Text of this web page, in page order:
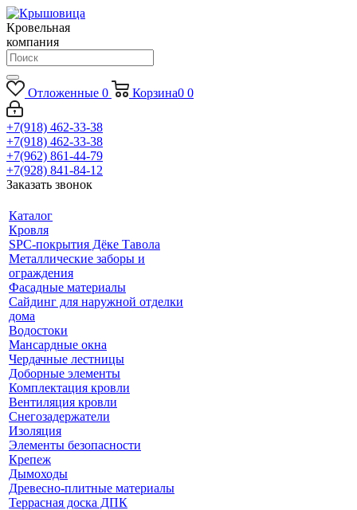
Кровельная
компания
Отложенные 0 Корзина0 0
+7(918) 462-33-38
+7(918) 462-33-38
+7(962) 861-44-79
+7(928) 841-84-12
Заказать звонок
Каталог
Кровля
SPC-покрытия Дёке Тавола
Металлические заборы и
ограждения
Фасадные материалы
Сайдинг для наружной отделки
дома
Водостоки
Мансардные окна
Чердачные лестницы
Доборные элементы
Комплектация кровли
Вентиляция кровли
Снегозадержатели
Изоляция
Элементы безопасности
Крепеж
Дымоходы
Древесно-плитные материалы
Террасная доска ДПК